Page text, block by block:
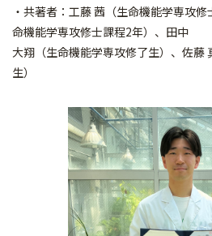
・共著者：工藤 茜（生命機能学専攻
命機能学専攻修士課程2年）、田中
大翔（生命機能学専攻修了生）、佐藤
生）